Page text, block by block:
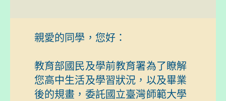
親愛的同學，您好：
教育部國民及學前教育署為了瞭解
您高中生活及學習狀況，以及畢業
後的規畫，委託國立臺灣師範大學